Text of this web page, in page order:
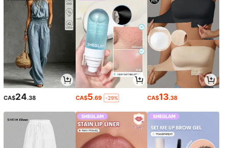
CA$24.38 CA$5.69 -29% CA$13.38